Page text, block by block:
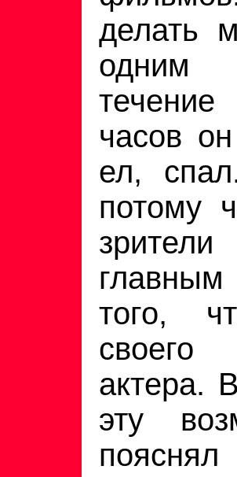
делать
одним
часов
ел,
потому
того,
актера.
эту